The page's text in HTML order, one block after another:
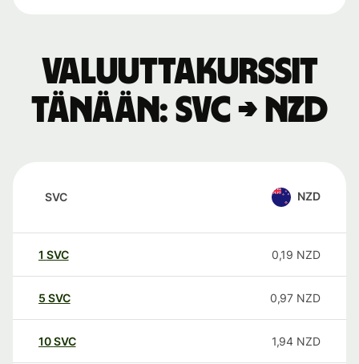
Valuuttakurssit
tänään: SVC → NZD
SVC NZD
1 SVC 0,19 NZD
5 SVC 0,97 NZD
10SVC 1,94 NZD